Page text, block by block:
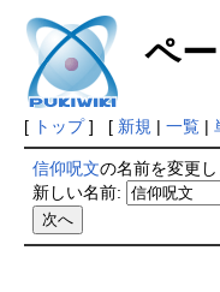
ペ
[ トップ] [ 新規 | 一覧|
信仰呪文の名前を変更し
新しい名前: